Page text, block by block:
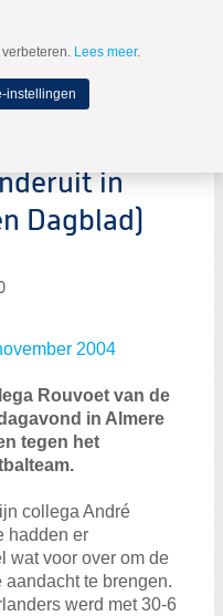
MENU
Zoeken
in
Dagblad)
2004
Rouvoet van de
in Almere
tegen het
collega André
hadden er
wat voor over om de
te brengen.
werd met 30-6
Lees meer.
instellingen